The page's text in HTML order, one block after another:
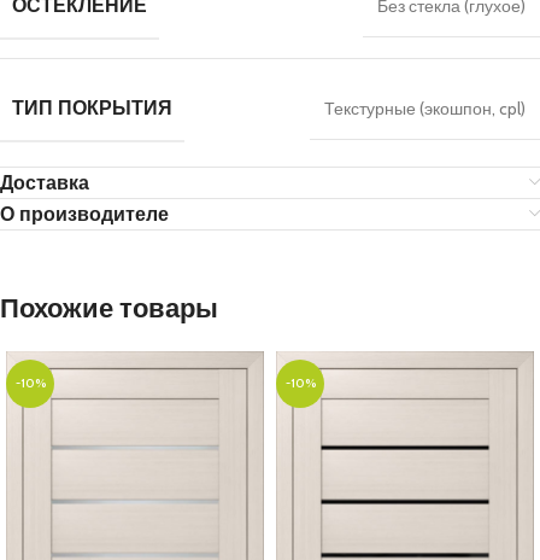
ОСТЕКЛЕНИЕ Без стекла (глухое)
ТИП ПОКРЫТИЯ Текстурные (экошпон, cpl)
Доставка
О производителе
Похожие товары
-10% -10%